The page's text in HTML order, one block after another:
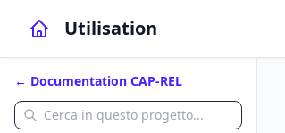
Utilisation
← Documentation CAP-REL